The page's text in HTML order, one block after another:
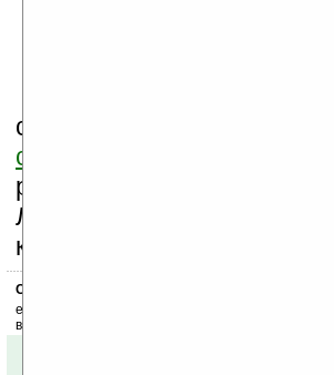
Оцените новость и
свой комментарий
странице
рассылку новостей,
Ладошки своей
коммерческой
Скоро
ежедневный или еженедельный дайджест
ваш почтовый ящик.
вернуться к
Обсуждение